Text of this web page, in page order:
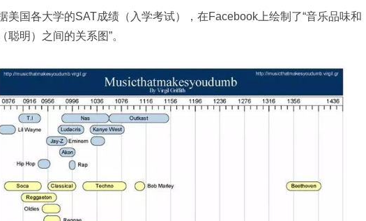
美国各大学的SAT成绩（入学考试），在Facebook上绘制了“音乐品味和
聪明）之间的关系图”。